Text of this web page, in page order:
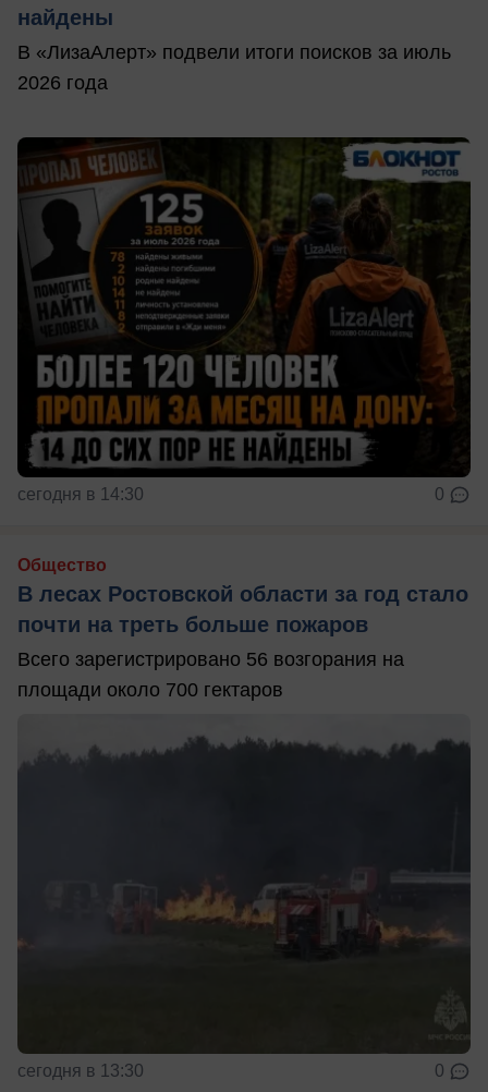
найдены
В «ЛизаАлерт» подвели итоги поисков за июль
2026 года
сегодня в 14:30 0
Общество
В лесах Ростовской области за год стало
почти на треть больше пожаров
Всего зарегистрировано 56 возгорания на
площади около 700 гектаров
сегодня в 13:30 0